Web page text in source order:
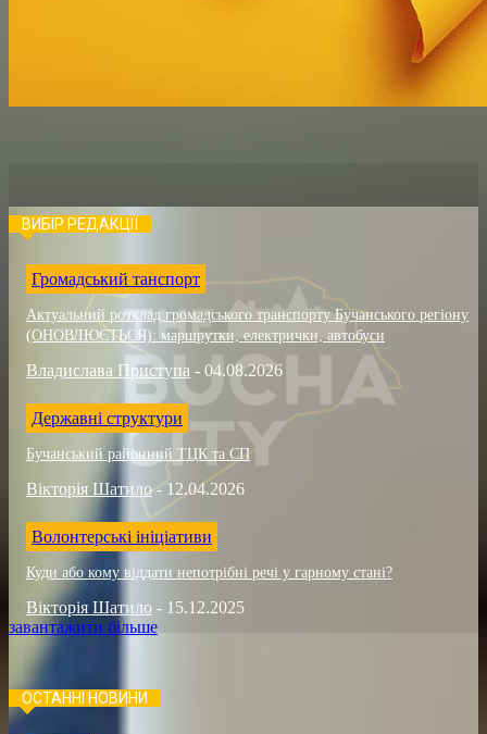
ВИБІР РЕДАКЦІЇ
Громадський танспорт
Актуальний розклад громадського транспорту Бучанського регіону
(ОНОВЛЮЄТЬСЯ): маршрутки, електрички, автобуси
Владислава Приступа - 04.08.2026
Державні структури
Бучанський районний ТЦК та СП
Вікторія Шатило - 12.04.2026
Волонтерські ініціативи
Куди або кому віддати непотрібні речі у гарному стані?
Вікторія Шатило - 15.12.2025
завантажити більше
ОСТАННІ НОВИНИ